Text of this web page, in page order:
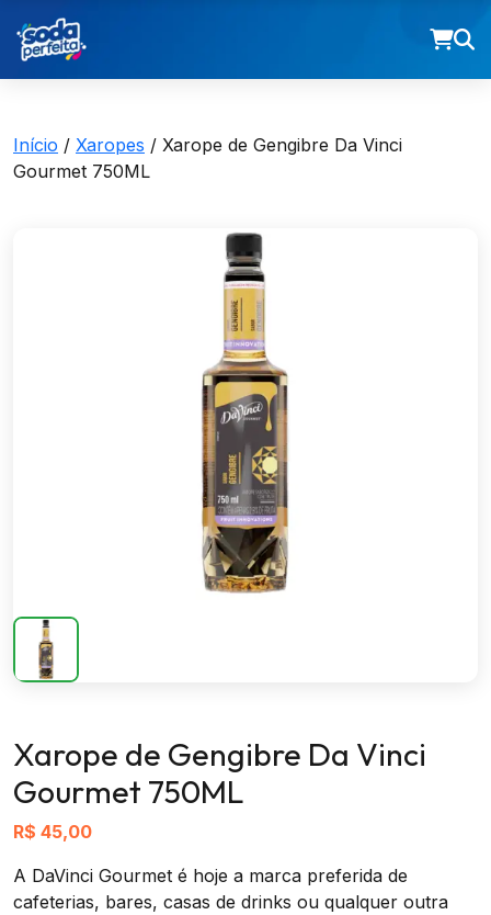
Início / Xaropes / Xarope de Gengibre Da Vinci
Gourmet 750ML
Xarope de Gengibre Da Vinci
Gourmet 750ML
R$ 45,00
A DaVinci Gourmet é hoje a marca preferida de
cafeterias, bares, casas de drinks ou qualquer outra